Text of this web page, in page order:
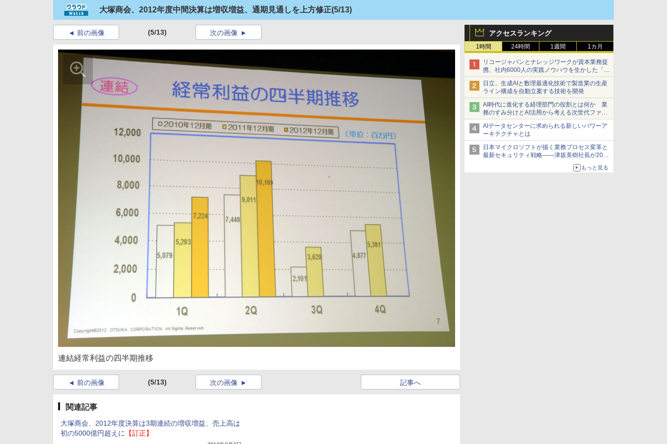
大塚商会、2012年度中間決算は増収増益、通期見通しを上方修正(5/13)
アクセスランキング
1時間 24時間 1週間 1カ月
リコージャパンとナレッジワークが資本業務提
携、社内6000人の実践ノウハウを生かした「AI
商談記録 for RICOH」を展開へ
日立、生成AIと数理最適化技術で製造業の生産
ライン構成を自動立案する技術を開発
AI時代に進化する経理部門の役割とは何か 業
務のすみ分けとAI活用から考える次世代ファイ
ナンス戦略
AIデータセンターに求められる新しいパワーア
ーキテクチャとは
日本マイクロソフトが描く業務プロセス変革と
最新セキュリティ戦略――津坂美樹社長が2027
もっと見る
前の画像 (5/13) 次の画像
連結経常利益の四半期推移
前の画像 (5/13) 記事へ
次の画像
関連記事
大塚商会、2012年度決算は3期連続の増収増益、売上高は
初の5000億円超えに
【訂正】